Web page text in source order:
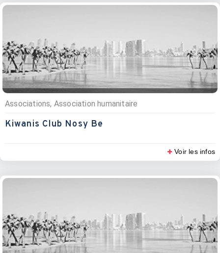
Associations, Association humanitaire
Kiwanis Club Nosy Be
Voir les infos